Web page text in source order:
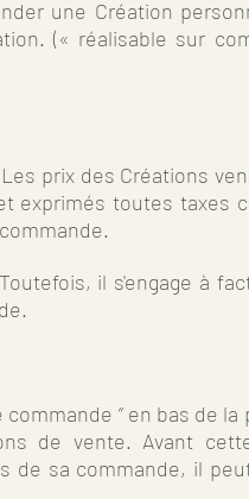
une Création
(« réalisable sur
prix des Créations
toutes taxes
il s'engage à
” en bas de la
de vente. Avant
de sa commande, il